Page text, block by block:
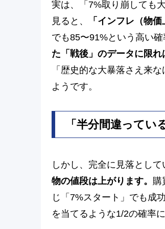
実は、「7%取り崩しても
見ると、
「インフレ（物
でも85〜91%という高い
た「戦後」のデータに限
「歴史的な大暴落さえ来
ようです。
「半分間違ってい
しかし、完全に見落とし
物の値段は上がります。 購
じ「7%スタート」でも成
を当てるような1/2の確率